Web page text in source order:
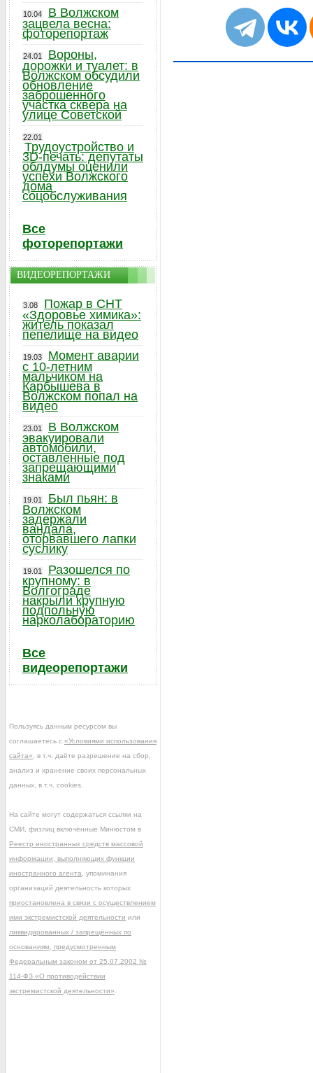
10.04
В Волжском
зацвела весна:
фоторепортаж
24.01
Вороны,
дорожки и туалет: в
Волжском обсудили
обновление
заброшенного
участка сквера на
улице Советской
22.01
Трудоустройство и
3D-печать: депутаты
облдумы оценили
успехи Волжского
дома
соцобслуживания
Все
фоторепортажи
ВИДЕОРЕПОРТАЖИ
3.08
Пожар в СНТ
«Здоровье химика»:
житель показал
пепелище на видео
19.03
Момент аварии
с 10-летним
мальчиком на
Карбышева в
Волжском попал на
видео
23.01
В Волжском
эвакуировали
автомобили,
оставленные под
запрещающими
знаками
19.01
Был пьян: в
Волжском
задержали
вандала,
оторвавшего лапки
суслику
19.01
Разошелся по
крупному: в
Волгограде
накрыли крупную
подпольную
нарколабораторию
Все
видеорепортажи
Пользуясь данным ресурсом вы
соглашаетесь с «Условиями использования
сайта» , в т.ч. даёте разрешение на сбор,
анализ и хранение своих персональных
данных, в т.ч. cookies.
На сайте могут содержаться ссылки на
СМИ, физлиц включённые Минюстом в
Реестр иностранных средств массовой
информации, выполняющих функции
иностранного агента , упоминания
организаций деятельность которых
приостановлена в связи с осуществлением
ими экстремистской деятельности или
ликвидированных / запрещённых по
основаниям, предусмотренным
Федеральным законом от 25.07.2002 №
114-ФЗ «О противодействии
экстремистской деятельности»